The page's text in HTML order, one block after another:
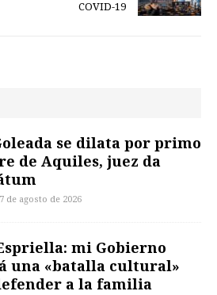
COVID-19
se dilata por primo
de Aquiles, juez da
de agosto de 2026
mi Gobierno
una «batalla cultural»
a la familia